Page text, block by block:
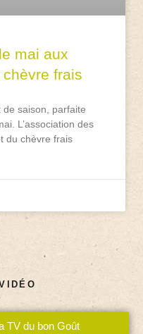
mai aux
frais
saison, parfaite
L’association des
du chèvre frais
TV du bon Goût